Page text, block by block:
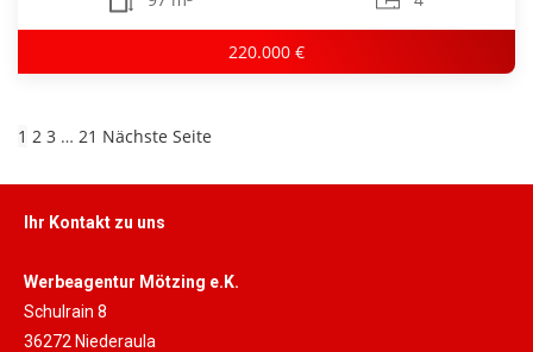
220.000 €
1 2 3 … 21 Nächste Seite
Ihr Kontakt zu uns
Werbeagentur Mötzing e.K.
Schulrain 8
36272 Niederaula